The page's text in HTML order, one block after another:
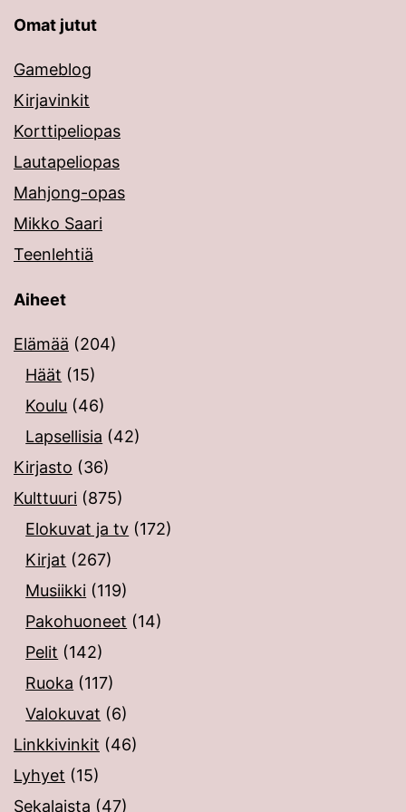
Omat jutut
Gameblog
Kirjavinkit
Korttipeliopas
Lautapeliopas
Mahjong-opas
Mikko Saari
Teenlehtiä
Aiheet
Elämää (204)
Häät (15)
Koulu (46)
Lapsellisia (42)
Kirjasto (36)
Kulttuuri (875)
Elokuvat ja tv (172)
Kirjat (267)
Musiikki (119)
Pakohuoneet (14)
Pelit (142)
Ruoka (117)
Valokuvat (6)
Linkkivinkit (46)
Lyhyet (15)
Sekalaista (47)